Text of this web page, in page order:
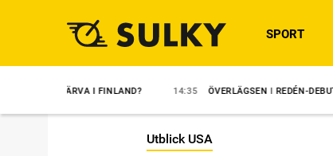
SPORT
I FINLAND? 14:35 ÖVERLÄGSEN I REDÉN-DEBUT 14:31
Utblick USA